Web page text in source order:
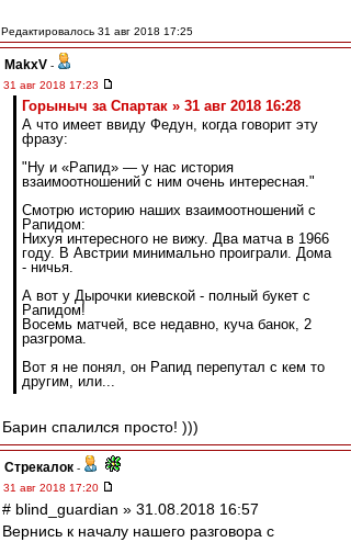
Редактировалось 31 авг 2018 17:25
MakxV -
31 авг 2018 17:23
Горыныч за Спартак » 31 авг 2018 16:28
А что имеет ввиду Федун, когда говорит эту
фразу:
"Ну и «Рапид» — у нас история
взаимоотношений с ним очень интересная."
Смотрю историю наших взаимоотношений с
Рапидом:
Нихуя интересного не вижу. Два матча в 1966
году. В Австрии минимально проиграли. Дома
- ничья.
А вот у Дырочки киевской - полный букет с
Рапидом!
Восемь матчей, все недавно, куча банок, 2
разгрома.
Вот я не понял, он Рапид перепутал с кем то
другим, или...
Барин спалился просто! )))
Стрекалок -
31 авг 2018 17:20
# blind_guardian » 31.08.2018 16:57
Вернись к началу нашего разговора с